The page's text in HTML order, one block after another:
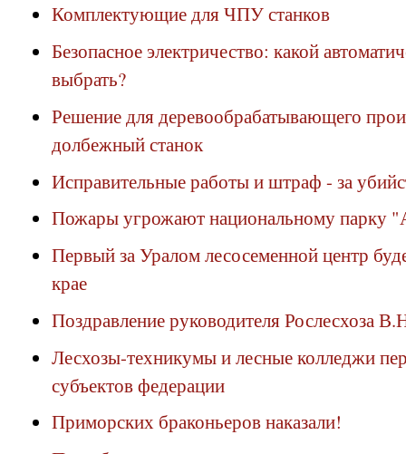
Комплектующие для ЧПУ станков
Безопасное электричество: какой
выбрать?
Решение для деревообрабатывающего
долбежный станок
Исправительные работы и штраф - за
Пожары угрожают национальному парку
Первый за Уралом лесосеменной центр
крае
Поздравление руководителя Рослесхоза
Лесхозы-техникумы и лесные колледжи
субъектов федерации
Приморских браконьеров наказали!